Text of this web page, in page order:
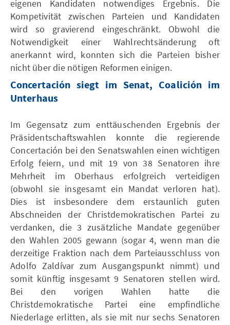
eigenen Kandidaten notwendiges Ergebnis. Die
Kompetivität zwischen Parteien und Kandidaten
wird so gravierend eingeschränkt. Obwohl die
Notwendigkeit einer Wahlrechtsänderung oft
anerkannt wird, konnten sich die Parteien bisher
nicht über die nötigen Reformen einigen.
Concertación siegt im Senat, Coalición im
Unterhaus
Im Gegensatz zum enttäuschenden Ergebnis der
Präsidentschaftswahlen konnte die regierende
Concertación bei den Senatswahlen einen wichtigen
Erfolg feiern, und mit 19 von 38 Senatoren ihre
Mehrheit im Oberhaus erfolgreich verteidigen
(obwohl sie insgesamt ein Mandat verloren hat).
Dies ist insbesondere dem erstaunlich guten
Abschneiden der Christdemokratischen Partei zu
verdanken, die 3 zusätzliche Mandate gegenüber
den Wahlen 2005 gewann (sogar 4, wenn man die
derzeitige Fraktion nach dem Parteiausschluss von
Adolfo Zaldívar zum Ausgangspunkt nimmt) und
somit künftig insgesamt 9 Senatoren stellen wird.
Bei den vorigen Wahlen hatte die
Christdemokratische Partei eine empfindliche
Niederlage erlitten, als sie mit nur sechs Senatoren